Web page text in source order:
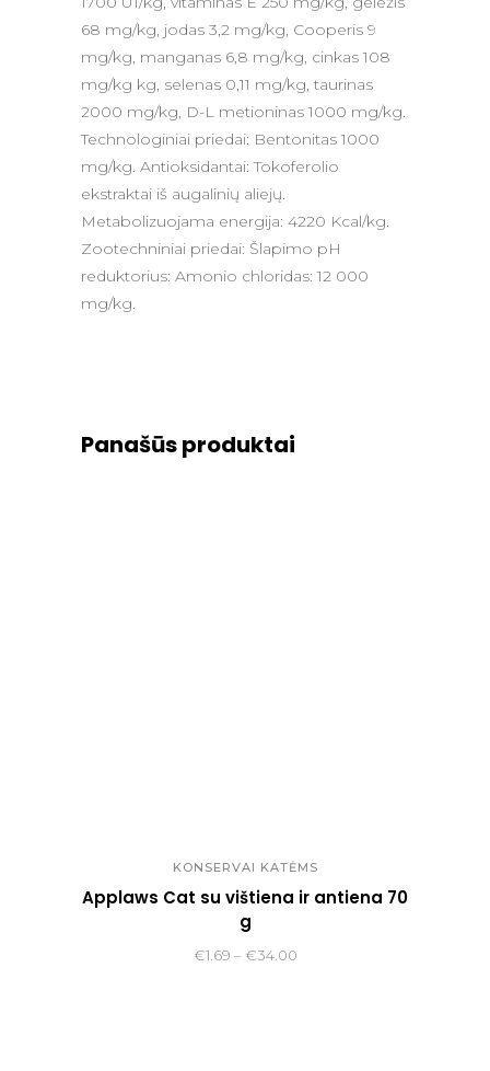
68 mg/kg, jodas 3,2 mg/kg, Cooperis 9
mg/kg, manganas 6,8 mg/kg, cinkas 108
mg/kg kg, selenas 0,11 mg/kg, taurinas
2000 mg/kg, D-L metioninas 1000 mg/kg.
Technologiniai priedai: Bentonitas 1000
mg/kg. Antioksidantai: Tokoferolio
ekstraktai iš augalinių aliejų.
Metabolizuojama energija: 4220 Kcal/kg.
Zootechniniai priedai: Šlapimo pH
reduktorius: Amonio chloridas: 12 000
mg/kg.
Panašūs produktai
KONSERVAI KATĖMS
Applaws Cat su vištiena ir antiena 70
g
€1.69 – €34.00Price